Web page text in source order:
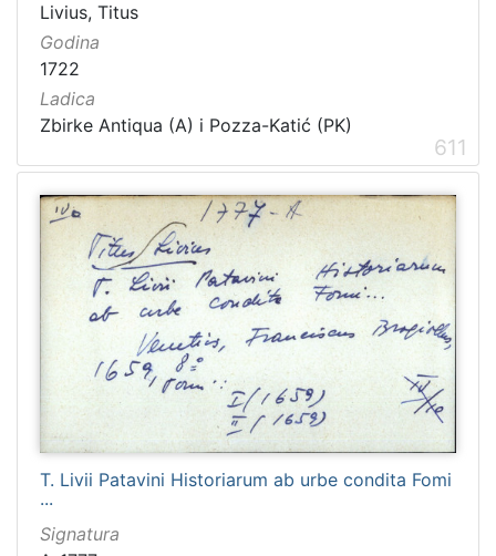
Livius, Titus
Godina
1722
Ladica
Zbirke Antiqua (A) i Pozza-Katić (PK)
611
T. Livii Patavini Historiarum ab urbe condita Fomi
...
Signatura